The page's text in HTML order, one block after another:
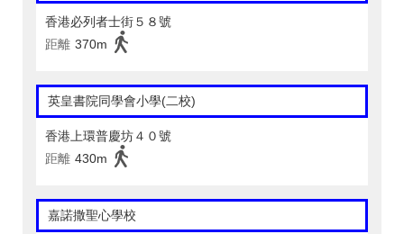
香港必列者士街５８號
距離 370m
英皇書院同學會小學(二校)
香港上環普慶坊４０號
距離 430m
嘉諾撒聖心學校